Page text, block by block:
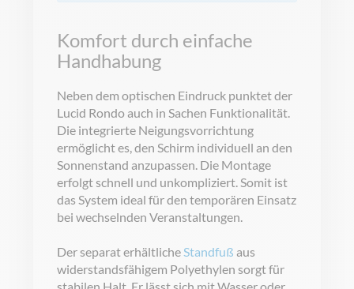
Komfort durch einfache
Handhabung
Neben dem optischen Eindruck punktet der
Lucid Rondo auch in Sachen Funktionalität.
Die integrierte Neigungsvorrichtung
ermöglicht es, den Schirm individuell an den
Sonnenstand anzupassen. Die Montage
erfolgt schnell und unkompliziert. Somit ist
das System ideal für den temporären Einsatz
bei wechselnden Veranstaltungen.
Der separat erhältlicheStandfuß aus
widerstandsfähigem Polyethylen sorgt für